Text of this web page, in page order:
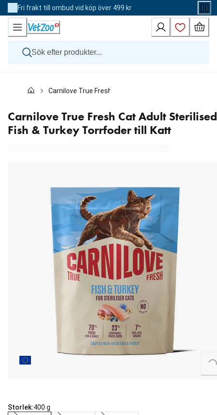
Skip
to
Content
Fri frakt till ombud vid köp över 499 kr
Katt
Veterinärfoder
Varumärken
Nyheter
Carnilove True Fresh Cat Adult Sterilised Fish &
Carnilove True Fresh Cat Adult Sterilised
Fish & Turkey Torrfoder till Katt
Loading...
Storlek:400 g